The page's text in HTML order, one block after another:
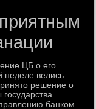
ЦБ о его
велись
решение о
банком